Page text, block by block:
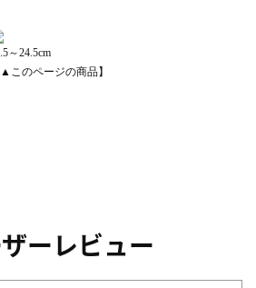
～24.5cm
▲このページの商品】
ーレビュー